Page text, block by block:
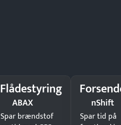
Flådestyring
ABAX
Spar brændstof
nShift
Spar tid på